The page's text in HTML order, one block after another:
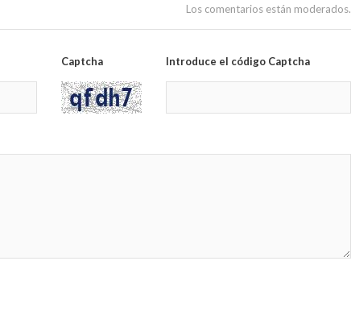
Los comentarios están moderados.
Captcha Introduce el código Captcha